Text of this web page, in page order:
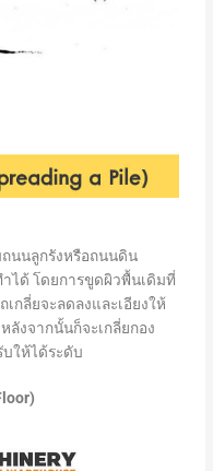
นนลูกรังหรือถนนดิน
ได้ โดยการขูดผิวพื้นเดิมที่
กลี่ยจะลดลงและเอียงให้
ลังจากนั้นก็จะเกลี่ยกอง
ให้ได้ระดับ